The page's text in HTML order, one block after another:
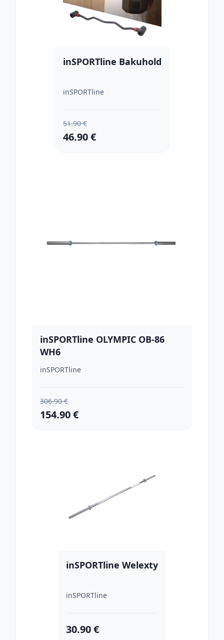
inSPORTline Bakuhold
inSPORTline
51.90 €
46.90 €
inSPORTline OLYMPIC OB-86
WH6
inSPORTline
306.90 €
154.90 €
inSPORTline Welexty
inSPORTline
30.90 €